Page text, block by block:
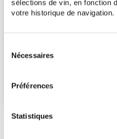
sélections de vin, en fonction
votre historique de
Nécessaires
Préférences
Statistiques
14/11/2025